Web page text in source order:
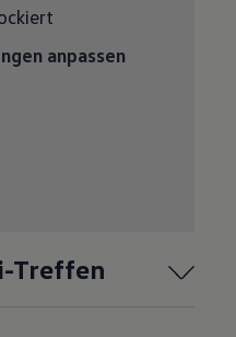
anpassen
Treffen